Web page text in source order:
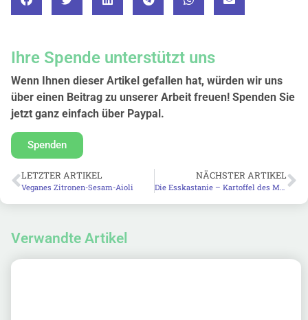
Ihre Spende unterstützt uns
Wenn Ihnen dieser Artikel gefallen hat, würden wir uns
über einen Beitrag zu unserer Arbeit freuen! Spenden Sie
jetzt ganz einfach über Paypal.
Spenden
LETZTER ARTIKEL
Veganes Zitronen-Sesam-Aioli
NÄCHSTER ARTIKEL
Die Esskastanie – Kartoffel des Mittelalters
Verwandte Artikel